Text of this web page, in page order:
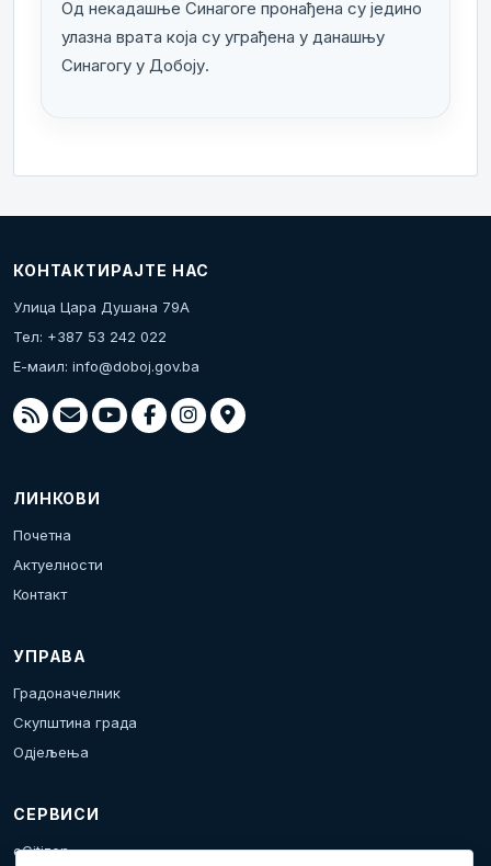
Од некадашње Синагоге пронађена су једино
улазна врата која су уграђена у данашњу
Синагогу у Добоју.
КОНТАКТИРАЈТЕ НАС
Улица Цара Душана 79А
Тел: +387 53 242 022
Е-маил: info@doboj.gov.ba
ЛИНКОВИ
Почетна
Актуелности
Контакт
УПРАВА
Градоначелник
Скупштина града
Одјељења
СЕРВИСИ
eCitizen